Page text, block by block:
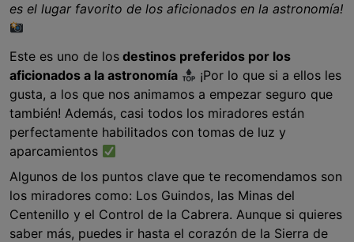
es el lugar favorito de los aficionados en la astronomía!
Este es uno de los destinos preferidos por los
aficionados a la astronomía
¡Por lo que si a ellos les
gusta, a los que nos animamos a empezar seguro que
también! Además, casi todos los miradores están
perfectamente habilitados con tomas de luz y
aparcamientos
Algunos de los puntos clave que te recomendamos son
los miradores como: Los Guindos, las Minas del
Centenillo y el Control de la Cabrera. Aunque si quieres
saber más, puedes ir hasta el corazón de la Sierra de